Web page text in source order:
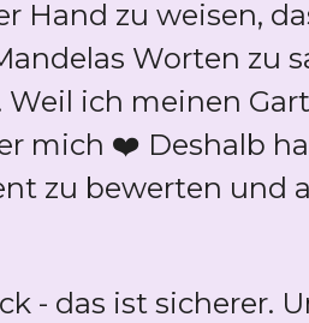
zu weisen,
Worten zu
ich meinen
mich ❤️ Deshalb
zu bewerten und
- das ist sicherer.